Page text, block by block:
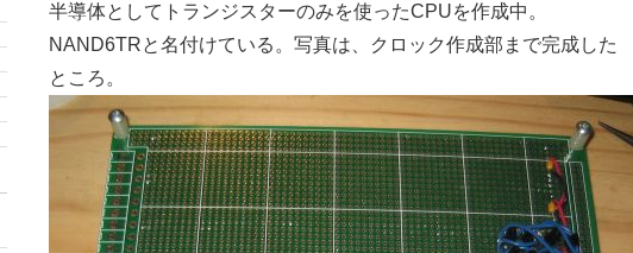
半導体としてトランジスターのみを使ったCPUを作成中。
NAND6TRと名付けている。写真は、クロック作成部まで完成した
ところ。